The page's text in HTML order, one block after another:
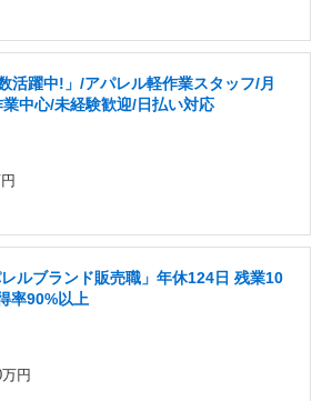
活躍中!」/アパレル軽作業スタッフ/月
中心/未経験歓迎/日払い対応
ルブランド販売職」年休124日 残業10
率90%以上
円